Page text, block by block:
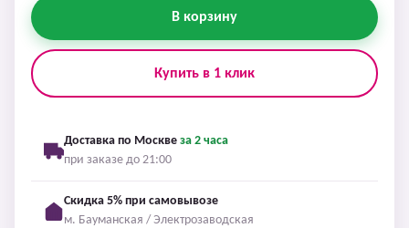
В корзину
Купить в 1 клик
Доставка по Москве за 2 часа
при заказе до 21:00
Скидка 5% при самовывозе
м. Бауманская / Электрозаводская